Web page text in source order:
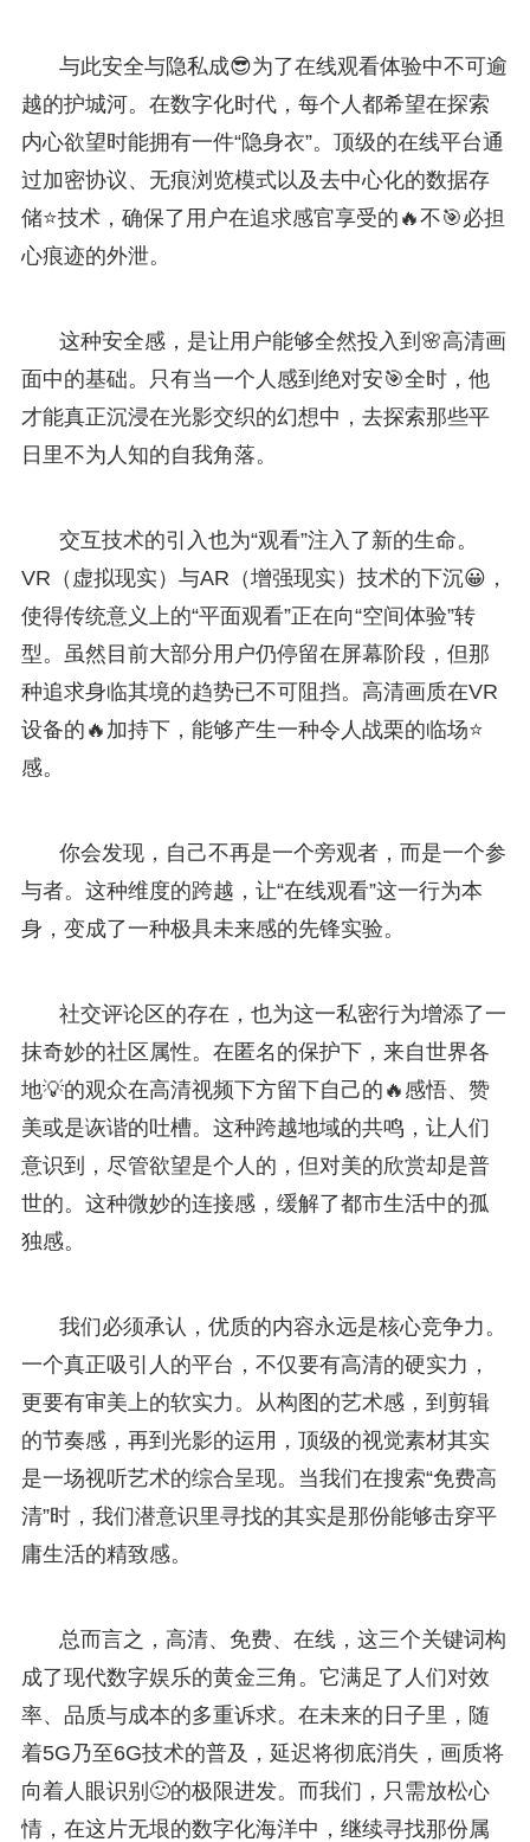
与此安全与隐私成😎为了在线观看体验中不可逾
越的护城河。在数字化时代，每个人都希望在探索
内心欲望时能拥有一件“隐身衣”。顶级的在线平台通
过加密协议、无痕浏览模式以及去中心化的数据存
储⭐技术，确保了用户在追求感官享受的🔥不🎯必担
心痕迹的外泄。
这种安全感，是让用户能够全然投入到🌸高清画
面中的基础。只有当一个人感到绝对安🎯全时，他
才能真正沉浸在光影交织的幻想中，去探索那些平
日里不为人知的自我角落。
交互技术的引入也为“观看”注入了新的生命。
VR（虚拟现实）与AR（增强现实）技术的下沉😀，
使得传统意义上的“平面观看”正在向“空间体验”转
型。虽然目前大部分用户仍停留在屏幕阶段，但那
种追求身临其境的趋势已不可阻挡。高清画质在VR
设备的🔥加持下，能够产生一种令人战栗的临场⭐
感。
你会发现，自己不再是一个旁观者，而是一个参
与者。这种维度的跨越，让“在线观看”这一行为本
身，变成了一种极具未来感的先锋实验。
社交评论区的存在，也为这一私密行为增添了一
抹奇妙的社区属性。在匿名的保护下，来自世界各
地💡的观众在高清视频下方留下自己的🔥感悟、赞
美或是诙谐的吐槽。这种跨越地域的共鸣，让人们
意识到，尽管欲望是个人的，但对美的欣赏却是普
世的。这种微妙的连接感，缓解了都市生活中的孤
独感。
我们必须承认，优质的内容永远是核心竞争力。
一个真正吸引人的平台，不仅要有高清的硬实力，
更要有审美上的软实力。从构图的艺术感，到剪辑
的节奏感，再到光影的运用，顶级的视觉素材其实
是一场视听艺术的综合呈现。当我们在搜索“免费高
清”时，我们潜意识里寻找的其实是那份能够击穿平
庸生活的精致感。
总而言之，高清、免费、在线，这三个关键词构
成了现代数字娱乐的黄金三角。它满足了人们对效
率、品质与成本的多重诉求。在未来的日子里，随
着5G乃至6G技术的普及，延迟将彻底消失，画质将
向着人眼识别🙂的极限进发。而我们，只需放松心
情，在这片无垠的数字化海洋中，继续寻找那份属